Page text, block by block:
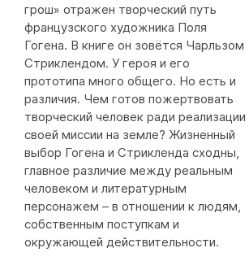
грош» отражен творческий путь
французского художника Поля
Гогена. В книге он зовётся Чарльзом
Стриклендом. У героя и его
прототипа много общего. Но есть и
различия. Чем готов пожертвовать
творческий человек ради реализации
своей миссии на земле? Жизненный
выбор Гогена и Стрикленда сходны,
главное различие между реальным
человеком и литературным
персонажем – в отношении к людям,
собственным поступкам и
окружающей действительности.